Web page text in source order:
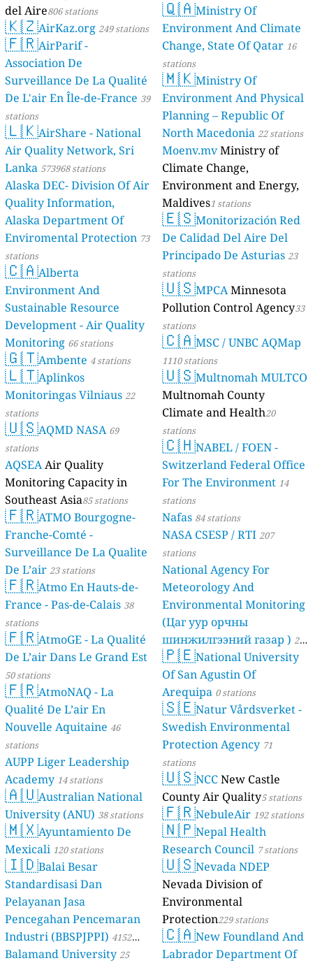
del Aire806 stations
🇰🇿AirKaz.org 249 stations
🇫🇷AirParif -
Association De
Surveillance De La Qualité
De L'air En Île-de-France 39
stations
🇱🇰AirShare - National
Air Quality Network, Sri
Lanka 573968 stations
Alaska DEC- Division Of Air
Quality Information,
Alaska Department Of
Enviromental Protection 73
stations
🇨🇦Alberta
Environment And
Sustainable Resource
Development - Air Quality
Monitoring 66 stations
🇬🇹Ambente 4 stations
🇱🇹Aplinkos
Monitoringas Vilniaus 22
stations
🇺🇸AQMD NASA 69
stations
AQSEAAir Quality
Monitoring Capacity in
Southeast Asia85 stations
🇫🇷ATMO Bourgogne-
Franche-Comté -
Surveillance De La Qualite
De L’air 23 stations
🇫🇷Atmo En Hauts-de-
France - Pas-de-Calais 38
stations
🇫🇷AtmoGE - La Qualité
De L’air Dans Le Grand Est
50 stations
🇫🇷AtmoNAQ - La
Qualité De L’air En
Nouvelle Aquitaine 46
stations
AUPP Liger Leadership
Academy 14 stations
🇦🇺Australian National
University (ANU) 38 stations
🇲🇽Ayuntamiento De
Mexicali 120 stations
🇮🇩Balai Besar
Standardisasi Dan
Pelayanan Jasa
Pencegahan Pencemaran
Industri (BBSPJPPI) 4152
stations
Balamand University25
🇶🇦Ministry Of
Environment And Climate
Change, State Of Qatar 16
stations
🇲🇰Ministry Of
Environment And Physical
Planning – Republic Of
North Macedonia 22 stations
Moenv.mvMinistry of
Climate Change,
Environment and Energy,
Maldives1 stations
🇪🇸Monitorización Red
De Calidad Del Aire Del
Principado De Asturias 23
stations
🇺🇸MPCAMinnesota
Pollution Control Agency33
stations
🇨🇦MSC / UNBC AQMap
1110 stations
🇺🇸Multnomah MULTCO
Multnomah County
Climate and Health20
stations
🇨🇭NABEL / FOEN -
Switzerland Federal Office
For The Environment 14
stations
Nafas 84 stations
NASA CSESP / RTI 207
stations
National Agency For
Meteorology And
Environmental Monitoring
(Цаг уур орчны
шинжилгээний газар ) 21
stations
🇵🇪National University
Of San Agustin Of
Arequipa 0 stations
🇸🇪Natur Vårdsverket -
Swedish Environmental
Protection Agency 71
stations
🇺🇸NCCNew Castle
County Air Quality5 stations
🇫🇷NebuleAir 192 stations
🇳🇵Nepal Health
Research Council 7 stations
🇺🇸Nevada NDEP
Nevada Division of
Environmental
Protection229 stations
🇨🇦New Foundland And
Labrador Department Of